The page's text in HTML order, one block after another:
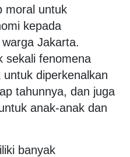
moral untuk
kepada
Jakarta.
sekali fenomena
diperkenalkan
tahunnya, dan juga
anak-anak dan
banyak